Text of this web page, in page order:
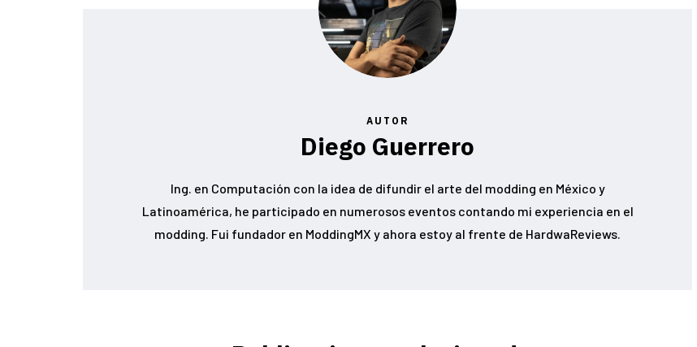
AUTOR
Diego Guerrero
Ing. en Computación con la idea de difundir el arte del modding en México y
Latinoamérica, he participado en numerosos eventos contando mi experiencia en el
modding. Fui fundador en ModdingMX y ahora estoy al frente de HardwaReviews.